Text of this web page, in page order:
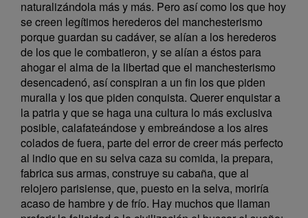
naturalizándola más y más. Pero así como los que hoy
se creen legítimos herederos del manchesterismo
porque guardan su cadáver, se alían a los herederos
de los que le combatieron, y se alían a éstos para
ahogar el alma de la libertad que el manchesterismo
desencadenó, así conspiran a un fin los que piden
muralla y los que piden conquista. Querer enquistar a
la patria y que se haga una cultura lo más exclusiva
posible, calafateándose y embreándose a los aires
colados de fuera, parte del error de creer más perfecto
al indio que en su selva caza su comida, la prepara,
fabrica sus armas, construye su cabaña, que al
relojero parisiense, que, puesto en la selva, moriría
acaso de hambre y de frío. Hay muchos que llaman